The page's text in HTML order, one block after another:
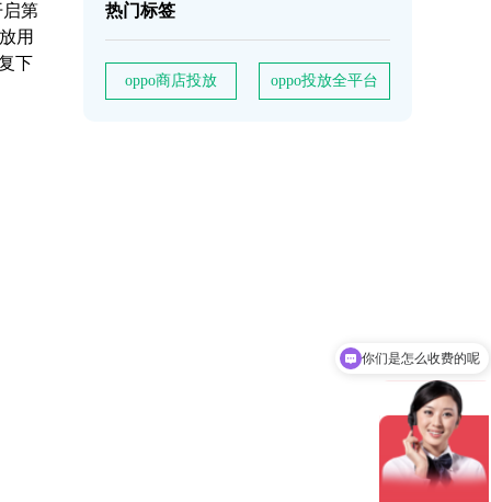
启第
用
下
热门标签
oppo商店投放 oppo投放全平台
现在有优惠活动吗